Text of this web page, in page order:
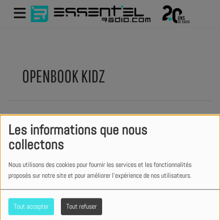
Les informations que nous
collectons
Nous utilisons des cookies pour fournir les services et les fonctionnalités
proposés sur notre site et pour améliorer l'expérience de nos utilisateurs.
Tout accepter Tout refuser
OPENBOOK KIDZ